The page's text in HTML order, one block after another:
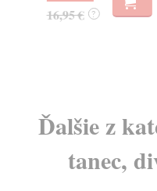
16,95 € ?
Ďalšie z
tanec,